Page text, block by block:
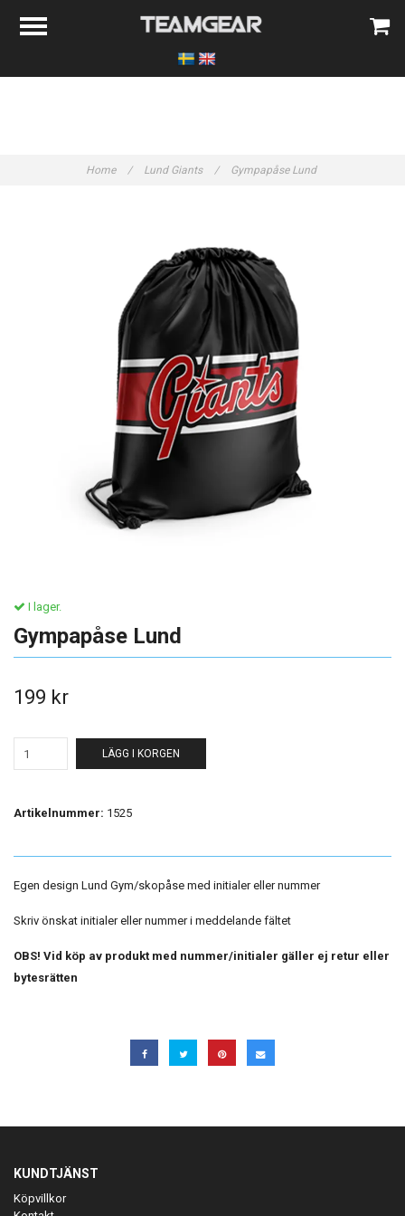
Home / Lund Giants / Gympapåse Lund
I lager.
Gympapåse Lund
199 kr
LÄGG I KORGEN
Artikelnummer: 1525
Egen design Lund Gym/skopåse med initialer eller nummer
Skriv önskat initialer eller nummer i meddelande fältet
OBS! Vid köp av produkt med nummer/initialer gäller ej retur eller
bytesrätten
KUNDTJÄNST
Köpvillkor